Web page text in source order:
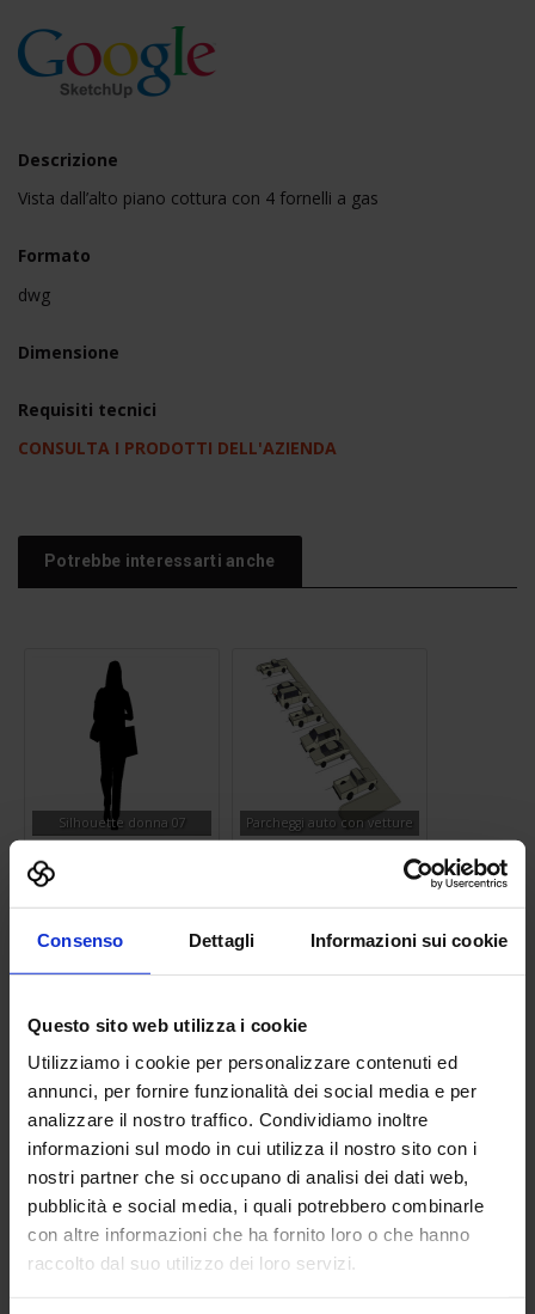
Consenso Dettagli Informazioni sui cookie
Questo sito web utilizza i cookie
Utilizziamo i cookie per personalizzare contenuti ed
annunci, per fornire funzionalità dei social media e per
analizzare il nostro traffico. Condividiamo inoltre
informazioni sul modo in cui utilizza il nostro sito con i
nostri partner che si occupano di analisi dei dati web,
pubblicità e social media, i quali potrebbero combinarle
con altre informazioni che ha fornito loro o che hanno
raccolto dal suo utilizzo dei loro servizi.
Descrizione
Vista dall’alto piano cottura con 4 fornelli a gas
Formato
dwg
Dimensione
Requisiti tecnici
CONSULTA I PRODOTTI DELL'AZIENDA
Potrebbe interessarti anche
Silhouette donna 07 Parcheggi auto con vetture
Letto 2 piazze 06 3d donna 02
Bagno Chimico